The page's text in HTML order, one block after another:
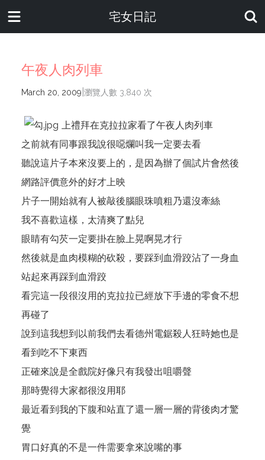
宅女日記
午夜人肉列車
March 20, 2009 瀏覽人數 3,840 次
上禮拜在克拉拉家看了午夜人肉列車
之前就有同事跟我說很噁爛叫我一定要去看
聽說這片子本來沒要上的，是因為辦了個試片會然後
網路評價意外的好才上映
片子一開始就有人被敲後腦眼珠噴粗乃還沒牽絲
我不喜歡這樣，太清爽了點兒
眼睛有勾芡一定要掛在臉上晃啊晃才行
然後就是血肉模糊的砍殺，要踩到血滑跤沾了一身血
站起來再踩到血滑跤
看完這一段很沒用的克拉拉已經放下手邊的零食不想
再碰了
說到這我想到以前我們去看德州電鋸殺人狂時她也是
看到吃不下東西
正確來說是全戲院好像只有我發出咀嚼聲
那時覺得大家都很沒用耶
最近看到我的下腹和站直了還一層一層的背後肉才驚
覺
胃口好真的不是一件需要拿來說嘴的事